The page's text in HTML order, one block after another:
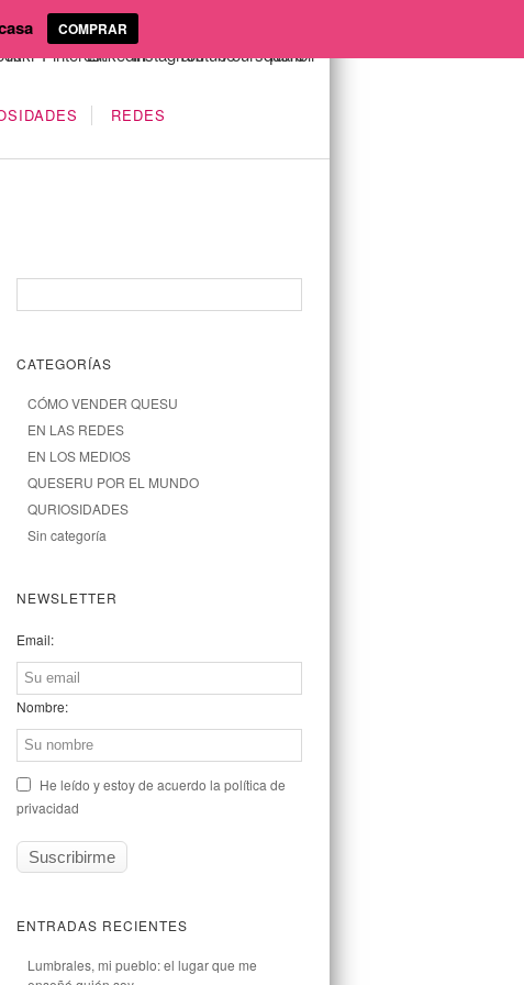
REDES
CATEGORÍAS
CÓMO VENDER QUESU
EN LAS REDES
EN LOS MEDIOS
QUESERU POR EL MUNDO
QURIOSIDADES
Sin categoría
NEWSLETTER
Email:
Nombre:
He leído y estoy de acuerdo la política de
privacidad
ENTRADAS RECIENTES
Lumbrales, mi pueblo: el lugar que me
COMPRAR